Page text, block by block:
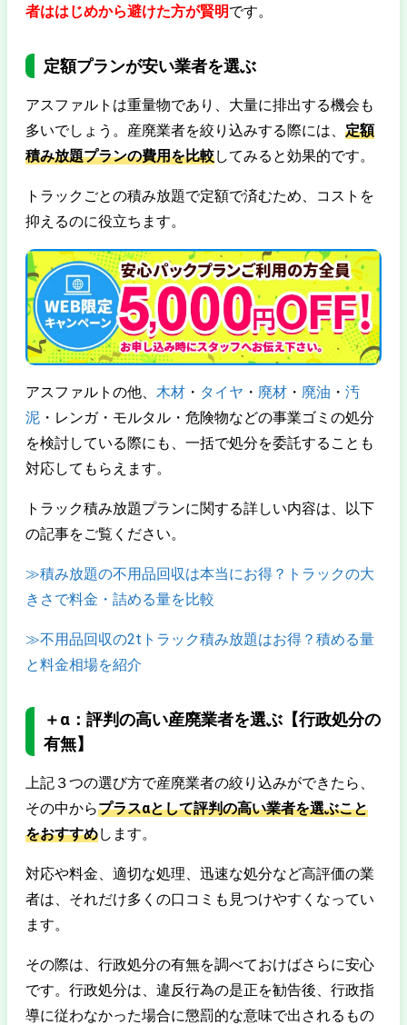
者ははじめから避けた方が賢明です。
定額プランが安い業者を選ぶ
アスファルトは重量物であり、大量に排出する機会も
多いでしょう。産廃業者を絞り込みする際には、 定額
積み放題プランの費用を比較してみると効果的です。
トラックごとの積み放題で定額で済むため、コストを
抑えるのに役立ちます。
アスファルトの他、 木材・ タイヤ ・ 廃材・ 廃油 ・ 汚
泥・レンガ・モルタル・危険物などの事業ゴミの処分
を検討している際にも、一括で処分を委託することも
対応してもらえます。
トラック積み放題プランに関する詳しい内容は、以下
の記事をご覧ください。
≫積み放題の不用品回収は本当にお得？トラックの大
きさで料金・詰める量を比較
≫不用品回収の2tトラック積み放題はお得？積める量
と料金相場を紹介
＋α：評判の高い産廃業者を選ぶ【行政処分の
有無】
上記３つの選び方で産廃業者の絞り込みができたら、
その中からプラスαとして評判の高い業者を選ぶこと
をおすすめします。
対応や料金、適切な処理、迅速な処分など高評価の業
者は、それだけ多くの口コミも見つけやすくなってい
ます。
その際は、行政処分の有無を調べておけばさらに安心
です。行政処分は、違反行為の是正を勧告後、行政指
導に従わなかった場合に懲罰的な意味で出されるもの